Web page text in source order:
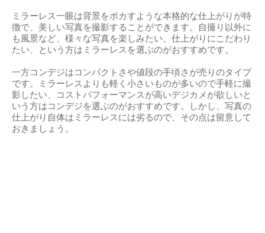
ミラーレス一眼は背景をボカすような本格的な仕上がりが特
徴で、美しい写真を撮影することができます。自撮り以外に
も風景など、様々な写真を楽しみたい、仕上がりにこだわり
たい、という方はミラーレスを選ぶのがおすすめです。
一方コンデジはコンパクトさや値段の手頃さが売りのタイプ
です。ミラーレスよりも軽く小さいものが多いので手軽に撮
影したい、コストパフォーマンスが高いデジカメが欲しいと
いう方はコンデジを選ぶのがおすすめです。しかし、写真の
仕上がり自体はミラーレスには劣るので、その点は留意して
おきましょう。